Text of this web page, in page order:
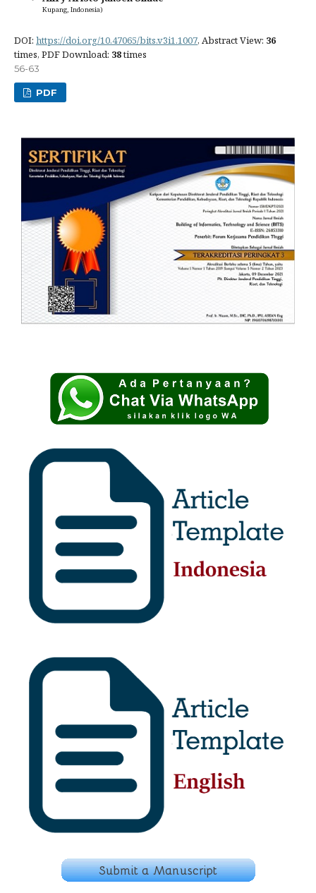
Kupang, Indonesia)
DOI: https://doi.org/10.47065/bits.v3i1.1007, Abstract View: 36
times, PDF Download: 38times
56-63
PDF